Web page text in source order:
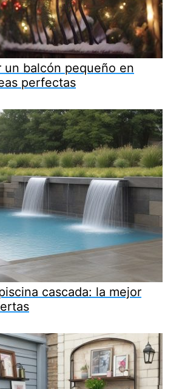
un balcón pequeño en
perfectas
cascada: la mejor